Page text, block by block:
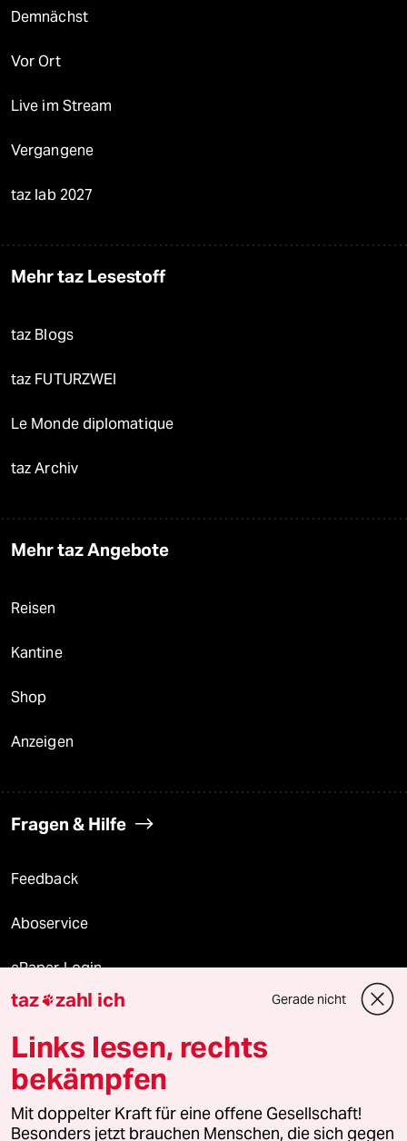
Demnächst
Vor Ort
Live im Stream
Vergangene
taz lab 2027
Mehr taz Lesestoff
taz Blogs
taz FUTURZWEI
Le Monde diplomatique
taz Archiv
Mehr taz Angebote
Reisen
Kantine
Shop
Anzeigen
Fragen & Hilfe
Feedback
Aboservice
ePaper Login
Downloads für Abonnierende
© 2026 taz Verlags und Vertriebs GmbH
Alle Rechte vorbehalten. Bei rechtlichen Fragen oder für Genehmigungen
wenden Sie sich bitte an
lizenzen@taz.de
taz zahl ich Gerade nicht
Links lesen, rechts
bekämpfen
Mit doppelter Kraft für eine offene Gesellschaft!
Besonders jetzt brauchen Menschen, die sich gegen